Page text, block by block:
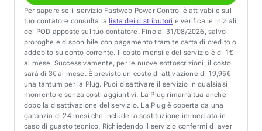
Per sapere se il servizio Fastweb Power Control è attivabile sul
tuo contatore consulta la lista dei distributori e verifica le iniziali
del POD apposte sul tuo contatore. Fino al 31/08/2026, salvo
proroghe e disponibile con pagamento tramite carta di credito o
addebito su conto corrente. Il costo mensile del servizio è di 1€
al mese. Successivamente, per le nuove sottoscrizioni, il costo
sarà di 3€ al mese. È previsto un costo di attivazione di 19,95€
una tantum per la Plug. Puoi disattivare il servizio in qualsiasi
momento e senza costi aggiuntivi. La Plug rimarrà tua anche
dopo la disattivazione del servizio. La Plug è coperta da una
garanzia di 24 mesi che include la sostituzione immediata in
caso di guasto tecnico. Richiedendo il servizio confermi di aver